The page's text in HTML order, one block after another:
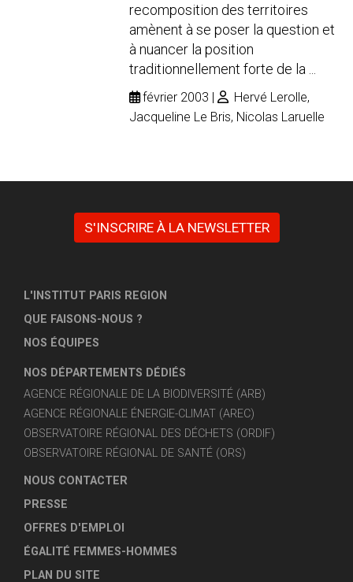
recomposition des territoires
amènent à se poser la question et
à nuancer la position
traditionnellement forte de la ...
février 2003
Hervé Lerolle,
Jacqueline Le Bris, Nicolas Laruelle
S'INSCRIRE À LA NEWSLETTER
L'INSTITUT PARIS REGION
QUE FAISONS-NOUS ?
NOS ÉQUIPES
NOS DÉPARTEMENTS DÉDIÉS
AGENCE RÉGIONALE DE LA BIODIVERSITÉ (ARB)
AGENCE RÉGIONALE ÉNERGIE-CLIMAT (AREC)
OBSERVATOIRE RÉGIONAL DES DÉCHETS (ORDIF)
OBSERVATOIRE RÉGIONAL DE SANTÉ (ORS)
NOUS CONTACTER
PRESSE
OFFRES D'EMPLOI
ÉGALITÉ FEMMES-HOMMES
PLAN DU SITE